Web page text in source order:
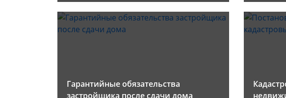
Гарантийные обязательства
застройщика после сдачи дома